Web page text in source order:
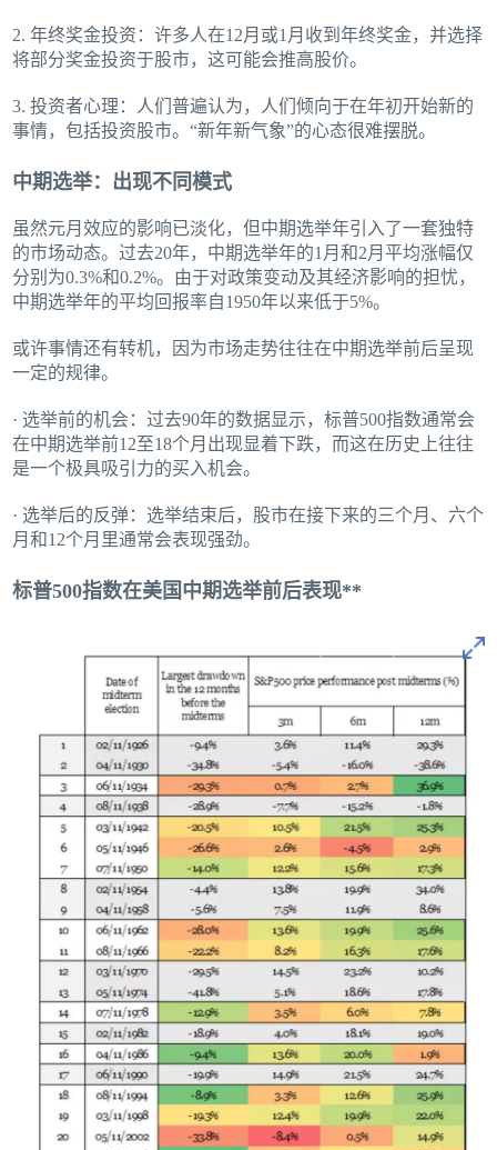
2. 年终奖金投资：许多人在12月或1月收到年终奖金，并选择
将部分奖金投资于股市，这可能会推高股价。
3. 投资者心理：人们普遍认为，人们倾向于在年初开始新的
事情，包括投资股市。“新年新气象”的心态很难摆脱。
中期选举：出现不同模式
虽然元月效应的影响已淡化，但中期选举年引入了一套独特
的市场动态。过去20年，中期选举年的1月和2月平均涨幅仅
分别为0.3%和0.2%。由于对政策变动及其经济影响的担忧，
中期选举年的平均回报率自1950年以来低于5%。
或许事情还有转机，因为市场走势往往在中期选举前后呈现
一定的规律。
· 选举前的机会：过去90年的数据显示，标普500指数通常会
在中期选举前12至18个月出现显着下跌，而这在历史上往往
是一个极具吸引力的买入机会。
· 选举后的反弹：选举结束后，股市在接下来的三个月、六个
月和12个月里通常会表现强劲。
标普500指数在美国中期选举前后表现**